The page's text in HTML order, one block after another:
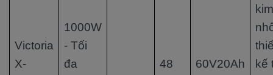
Victoria
X-
1000W
- Tối
đa
48
60V20Ah
kim
kế